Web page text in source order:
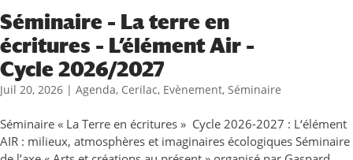
Séminaire – La terre en
écritures – L’élément Air –
Cycle 2026/2027
Juil 20, 2026 | Agenda, Cerilac, Evènement, Séminaire
Séminaire « La Terre en écritures » Cycle 2026-2027 : L‘élément
AIR : milieux, atmosphères et imaginaires écologiques Séminaire